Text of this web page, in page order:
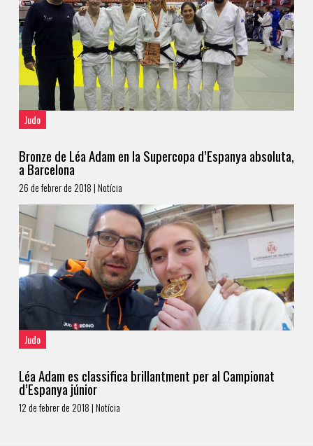
Judo
Bronze de Léa Adam en la Supercopa d’Espanya absoluta,
a Barcelona
26 de febrer de 2018 | Notícia
Judo
Léa Adam es classifica brillantment per al Campionat
d’Espanya júnior
12 de febrer de 2018 | Notícia